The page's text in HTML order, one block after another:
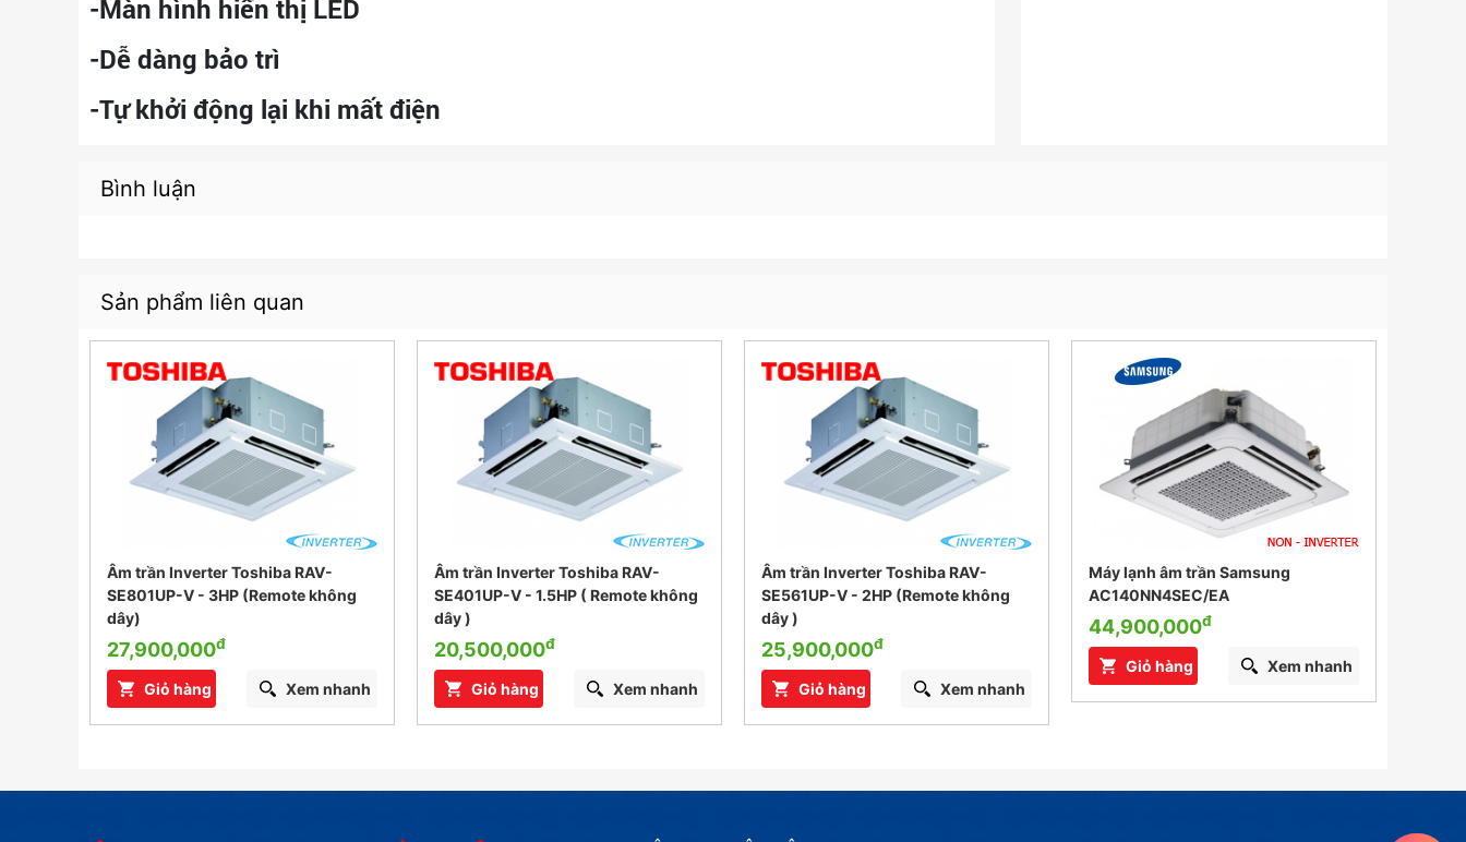
-Màn hình hiển thị LED
-Dễ dàng bảo trì
-Tự khởi động lại khi mất điện
Bình luận
Sản phẩm liên quan
Âm trần Inverter Toshiba RAV-
SE801UP-V - 3HP (Remote không
dây)
27,900,000đ
Giỏ hàng Xem nhanh
Âm trần Inverter Toshiba RAV-
SE401UP-V - 1.5HP ( Remote không
dây )
20,500,000đ
Giỏ hàng Xem nhanh
Âm trần Inverter Toshiba RAV-
SE561UP-V - 2HP (Remote không
dây )
25,900,000đ
Giỏ hàng Xem nhanh
Máy lạnh âm trần Samsung
AC140NN4SEC/EA
44,900,000đ
Giỏ hàng Xem nhanh